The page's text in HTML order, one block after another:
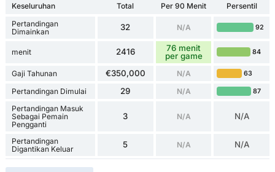
Keseluruhan Total Per 90 Menit
Persentil
Pertandingan
Dimainkan
32 N/A 92
menit 2416
76 menit
per game
84
Gaji Tahunan €350,000 N/A 63
Pertandingan Dimulai 29 N/A 87
Pertandingan Masuk
Sebagai Pemain
Pengganti
3 N/A N/A
Pertandingan
Digantikan Keluar
5 N/A N/A